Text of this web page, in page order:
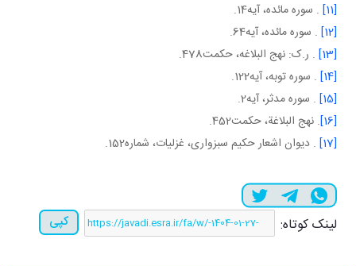
[11]
. سوره مائده، آيه14.
[12]
. سوره مائده، آيه64.
[13]
. ر.ک: نهج البلاغه، حکمت478.
[14]
. سوره توبه، آيه122.
[15]
. سوره مدثر، آيه2.
[16]
. نهج البلاغة، حکمت452.
[17]
. ديوان اشعار حکيم سبزواری، غزليات، شماره152.
لینک کوتاه: کپی